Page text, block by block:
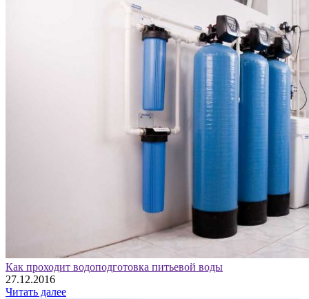
Как проходит водоподготовка питьевой воды
27.12.2016
Читать далее